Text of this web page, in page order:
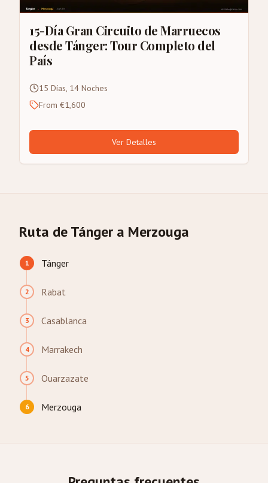
15-Día Gran Circuito de Marruecos
desde Tánger: Tour Completo del
País
15 Días, 14 Noches
From €1,600
Ver Detalles
Ruta de Tánger a Merzouga
1 Tánger
2 Rabat
3 Casablanca
4 Marrakech
5 Ouarzazate
6 Merzouga